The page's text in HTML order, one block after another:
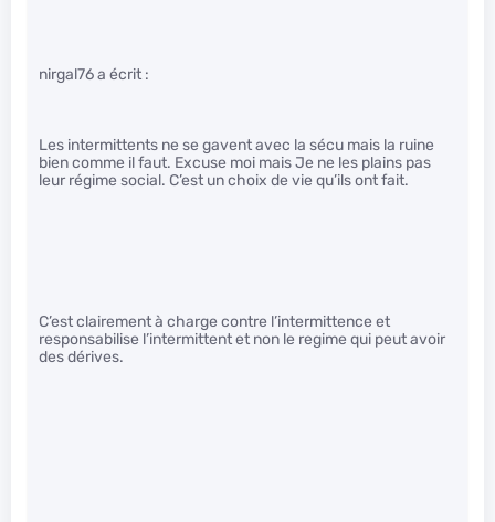
nirgal76 a écrit :
Les intermittents ne se gavent avec la sécu mais la ruine
bien comme il faut. Excuse moi mais Je ne les plains pas
leur régime social. C’est un choix de vie qu’ils ont fait.
C’est clairement à charge contre l’intermittence et
responsabilise l’intermittent et non le regime qui peut avoir
des dérives.